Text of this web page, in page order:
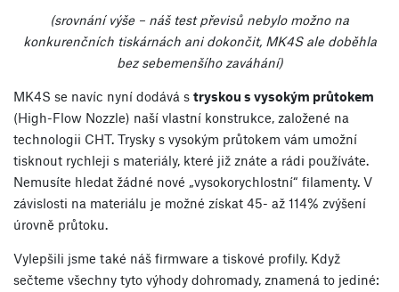
(srovnání výše – náš test převisů nebylo možno na
konkurenčních tiskárnách ani dokončit, MK4S ale doběhla
bez sebemenšího zaváhání)
MK4S se navíc nyní dodává s tryskou s vysokým průtokem
(High-Flow Nozzle) naší vlastní konstrukce, založené na
technologii CHT. Trysky s vysokým průtokem vám umožní
tisknout rychleji s materiály, které již znáte a rádi používáte.
Nemusíte hledat žádné nové „vysokorychlostní“ filamenty. V
závislosti na materiálu je možné získat 45- až 114% zvýšení
úrovně průtoku.
Vylepšili jsme také náš firmware a tiskové profily. Když
sečteme všechny tyto výhody dohromady, znamená to jediné: